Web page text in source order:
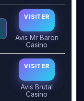
VISITER
Avis Mr Baron
Casino
VISITER
Avis Brutal
Casino